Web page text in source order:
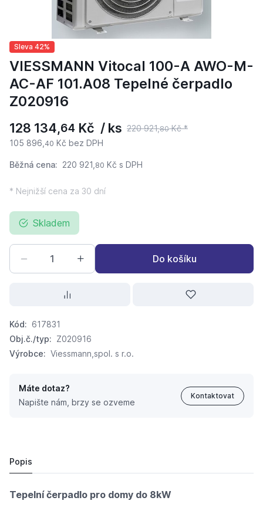
Sleva 42%
VIESSMANN Vitocal 100-A AWO-M-
AC-AF 101.A08 Tepelné čerpadlo
Z020916
128 134,64 Kč / ks 220 921,80Kč *
105 896, 40 Kč bez DPH
Běžná cena: 220 921, 80 Kč s DPH
* Nejnižší cena za 30 dní
Skladem
Do košíku
Kód: 617831
Obj.č./typ: Z020916
Výrobce: Viessmann,spol. s r.o.
Máte dotaz?
Napište nám, brzy se ozveme
Kontaktovat
Popis
Tepelní čerpadlo pro domy do 8kW